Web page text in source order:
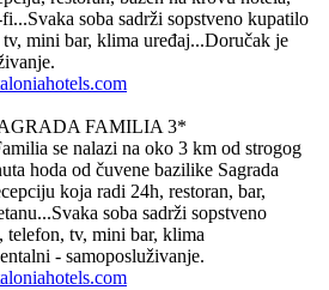
soba sadrži sopstveno kupatilo
mini bar, klima uređaj...Doručak je
FAMILIA 3*
se nalazi na oko 3 km od strogog
hoda od čuvene bazilike Sagrada
koja radi 24h, restoran, bar,
soba sadrži sopstveno
telefon, tv, mini bar, klima
- samoposluživanje.